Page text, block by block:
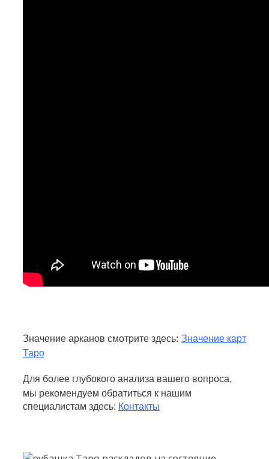
Значение арканов смотрите здесь: Значение карт
Таро
Для более глубокого анализа вашего вопроса,
мы рекомендуем обратиться к нашим
специалистам здесь: Контакты